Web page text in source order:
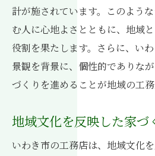
計が施されています。このよう
む人に心地よさとともに、地域
役割を果たします。さらに、い
景観を背景に、個性的でありな
づくりを進めることが地域の工務
地域文化を反映した家づ
いわき市の工務店は、地域文化